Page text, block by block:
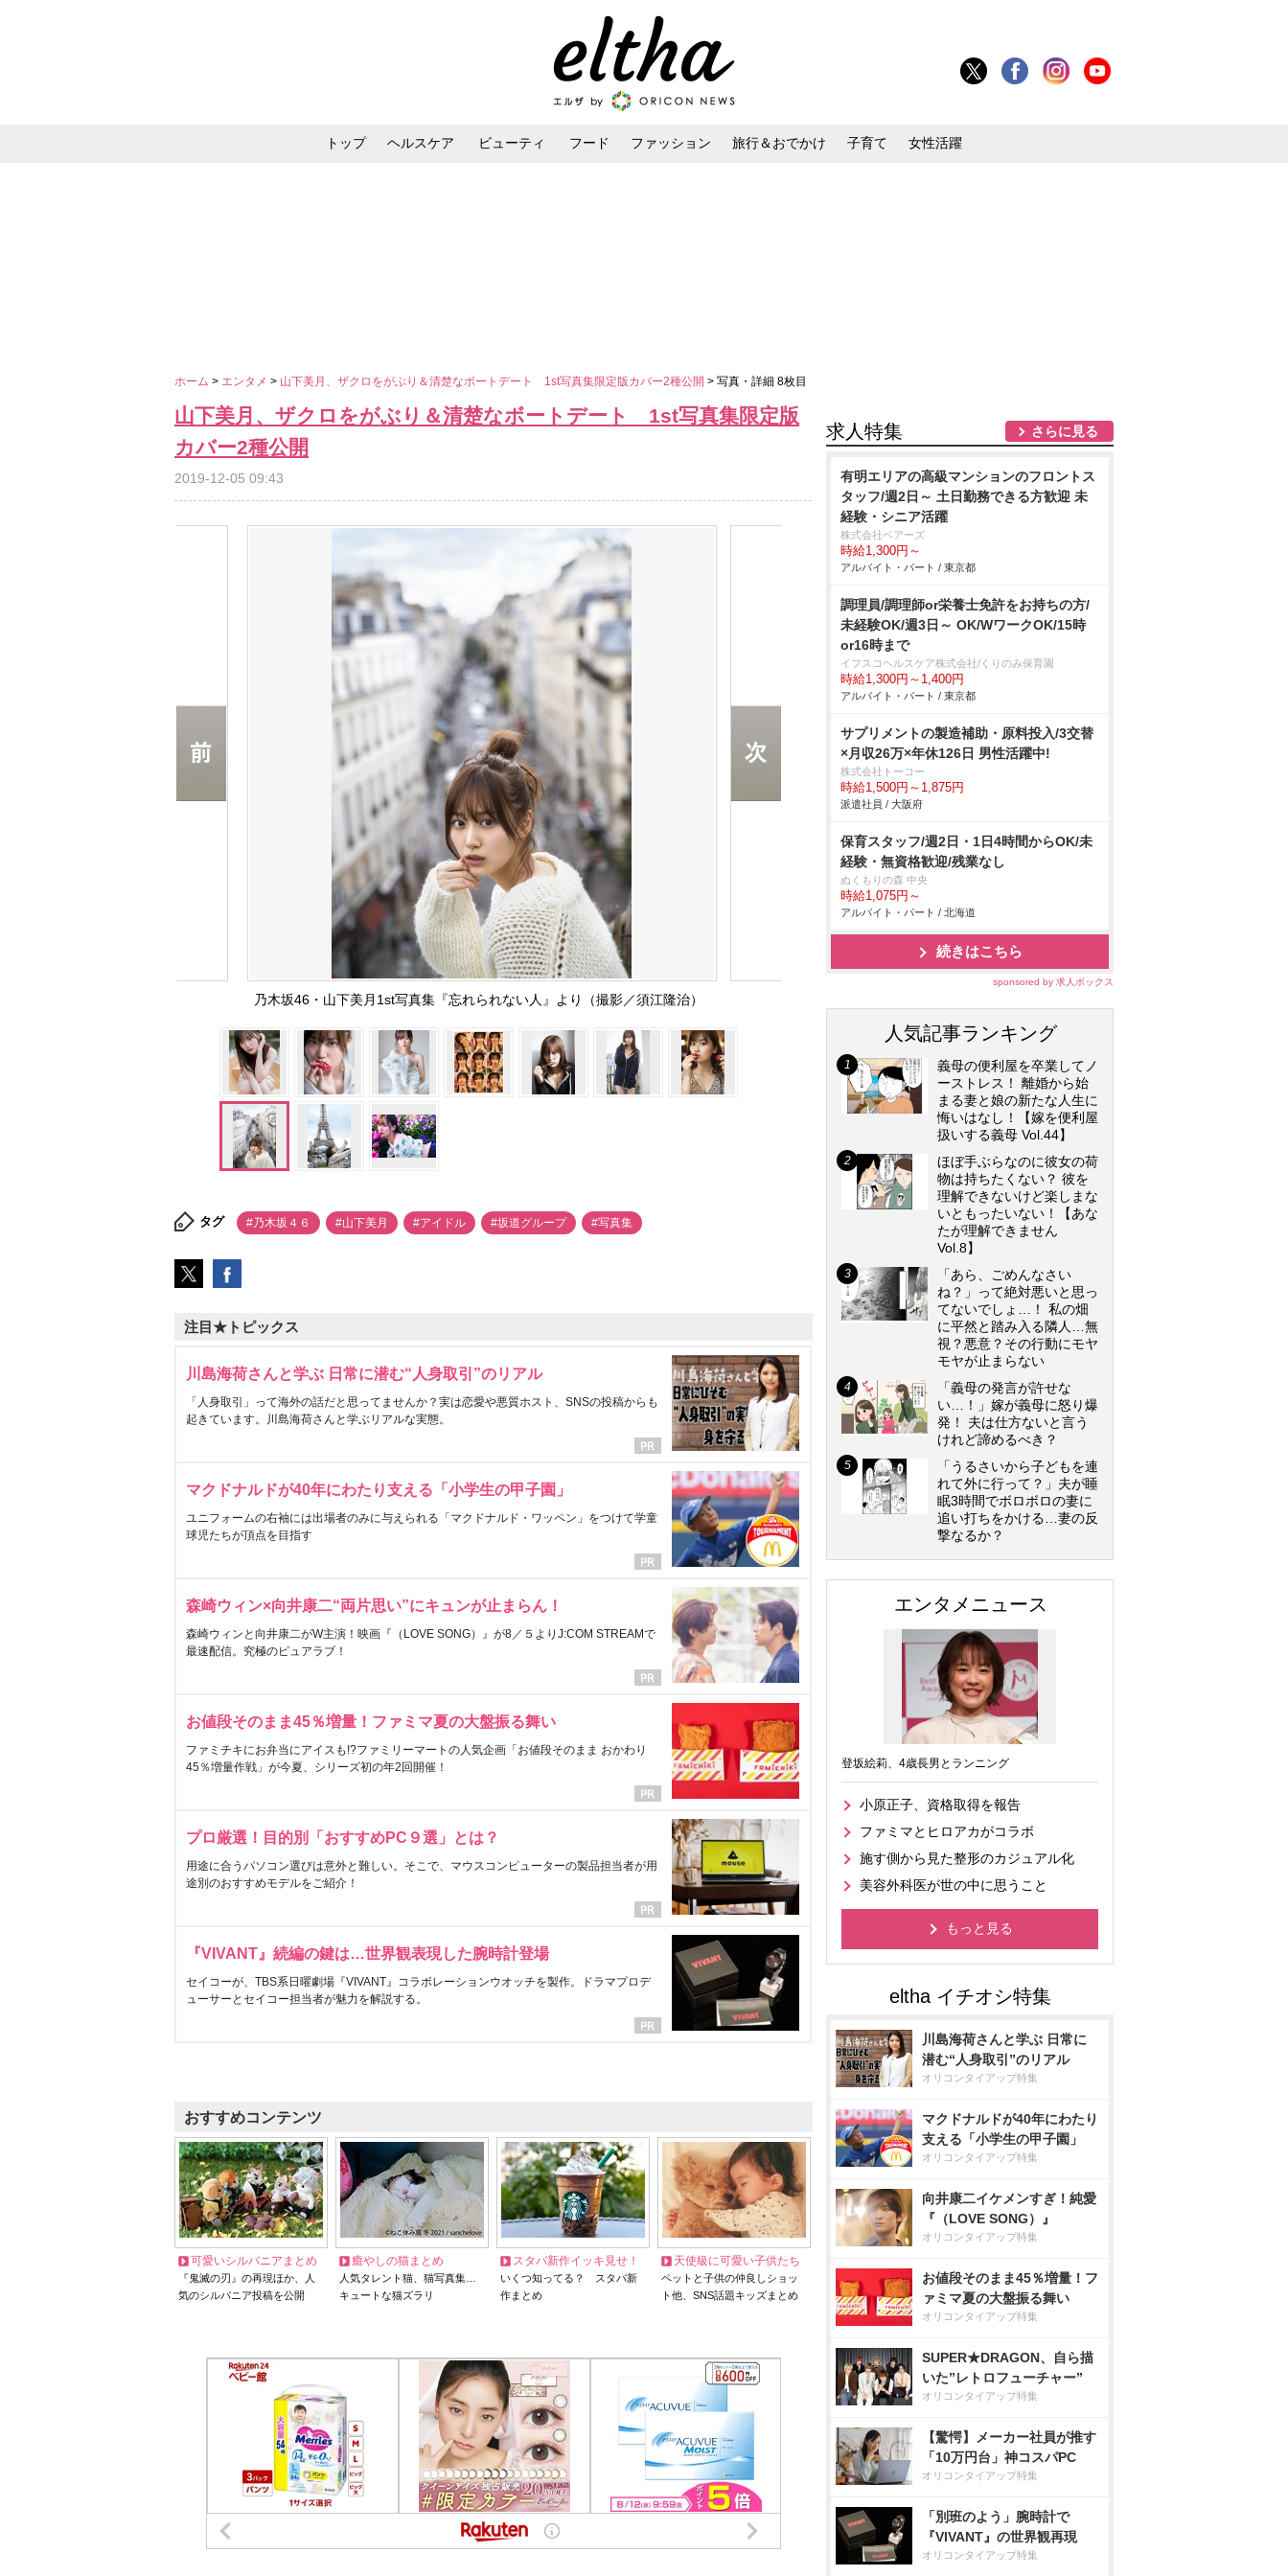
トップ ヘルスケア ビューティ フード ファッション 旅行＆おでかけ 子育て 女性活躍
ホーム > エンタメ > 山下美月、ザクロをがぶり＆清楚なボートデート 1st写真集限定版カバー2種公開 > 写真・詳細 8枚目
山下美月、ザクロをがぶり＆清楚なボートデート 1st写真集限定版
カバー2種公開
2019-12-05 09:43
乃木坂46・山下美月1st写真集『忘れられない人』より（撮影／須江隆治）
タグ #乃木坂４６ #山下美月 #アイドル #坂道グループ #写真集
注目★トピックス
川島海荷さんと学ぶ 日常に潜む“人身取引”のリアル
「人身取引」って海外の話だと思ってませんか？実は恋愛や悪質ホスト、SNSの投稿からも
起きています。川島海荷さんと学ぶリアルな実態。
マクドナルドが40年にわたり支える「小学生の甲子園」
ユニフォームの右袖には出場者のみに与えられる「マクドナルド・ワッペン」をつけて学童
球児たちが頂点を目指す
森崎ウィン×向井康二“両片思い”にキュンが止まらん！
森崎ウィンと向井康二がW主演！映画『（LOVE SONG）』が8／５よりJ:COM STREAMで
最速配信。究極のピュアラブ！
お値段そのまま45％増量！ファミマ夏の大盤振る舞い
ファミチキにお弁当にアイスも!?ファミリーマートの人気企画「お値段そのまま おかわり
45％増量作戦」が今夏、シリーズ初の年2回開催！
プロ厳選！目的別「おすすめPC９選」とは？
用途に合うパソコン選びは意外と難しい。そこで、マウスコンピューターの製品担当者が用
途別のおすすめモデルをご紹介！
『VIVANT』続編の鍵は…世界観表現した腕時計登場
セイコーが、TBS系日曜劇場『VIVANT』コラボレーションウオッチを製作。ドラマプロデ
ューサーとセイコー担当者が魅力を解説する。
おすすめコンテンツ
可愛いシルバニアまとめ
『鬼滅の刃』の再現ほか、人
気のシルバニア投稿を公開
癒やしの猫まとめ
人気タレント猫、猫写真集…
キュートな猫ズラリ
スタバ新作イッキ見せ！
いくつ知ってる？ スタバ新
作まとめ
天使級に可愛い子供たち
ペットと子供の仲良しショッ
ト他、SNS話題キッズまとめ
求人特集 さらに見る
有明エリアの⾼級マンションのフロントス
タッフ/週2日～ 土日勤務できる方歓迎 未
経験・シニア活躍
株式会社ベアーズ
時給1,300円～
アルバイト・パート / 東京都
調理員/調理師or栄養士免許をお持ちの方/
未経験OK/週3日～ OK/WワークOK/15時
or16時まで
イフスコヘルスケア株式会社/くりのみ保育園
時給1,300円～1,400円
アルバイト・パート / 東京都
サプリメントの製造補助・原料投入/3交替
×月収26万×年休126日 男性活躍中!
株式会社トーコー
時給1,500円～1,875円
派遣社員 / 大阪府
保育スタッフ/週2日・1日4時間からOK/未
経験・無資格歓迎/残業なし
ぬくもりの森 中央
時給1,075円～
アルバイト・パート / 北海道
続きはこちら
sponsored by 求人ボックス
人気記事ランキング
義母の便利屋を卒業してノ
ーストレス！ 離婚から始
まる妻と娘の新たな人生に
悔いはなし！【嫁を便利屋
扱いする義母 Vol.44】
ほぼ手ぶらなのに彼女の荷
物は持ちたくない？ 彼を
理解できないけど楽しまな
いともったいない！【あな
たが理解できません
Vol.8】
「あら、ごめんなさい
ね？」って絶対悪いと思っ
てないでしょ…！ 私の畑
に平然と踏み入る隣人…無
視？悪意？その行動にモヤ
モヤが止まらない
「義母の発言が許せな
い…！」嫁が義母に怒り爆
発！ 夫は仕方ないと言う
けれど諦めるべき？
「うるさいから子どもを連
れて外に行って？」夫が睡
眠3時間でボロボロの妻に
追い打ちをかける…妻の反
撃なるか？
エンタメニュース
登坂絵莉、4歳長男とランニング
小原正子、資格取得を報告
ファミマとヒロアカがコラボ
施す側から見た整形のカジュアル化
美容外科医が世の中に思うこと
もっと見る
川島海荷さんと学ぶ 日常に
潜む“人身取引”のリアル
オリコンタイアップ特集
マクドナルドが40年にわたり
支える「小学生の甲子園」
オリコンタイアップ特集
向井康二イケメンすぎ！純愛
『（LOVE SONG）』
オリコンタイアップ特集
お値段そのまま45％増量！フ
ァミマ夏の大盤振る舞い
オリコンタイアップ特集
SUPER★DRAGON、自ら描
いた”レトロフューチャー”
オリコンタイアップ特集
【驚愕】メーカー社員が推す
「10万円台」神コスパPC
オリコンタイアップ特集
「別班のよう」腕時計で
『VIVANT』の世界観再現
オリコンタイアップ特集